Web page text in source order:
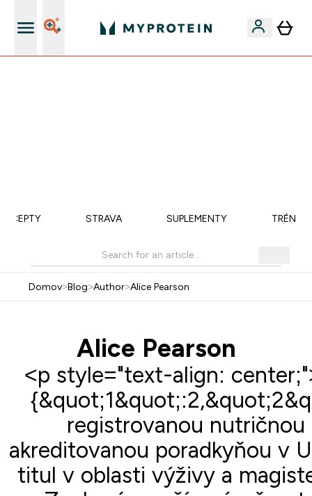
RECEPTY STRAVA SUPLEMENTY TRÉNING
Domov>Blog>Author>Alice Pearson
Alice Pearson
<p style="text-align:
registrovanou
akreditovanou poradkyňou v
titul v oblasti výživy a